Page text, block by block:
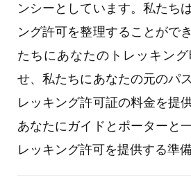
ンシーとしています。私たち
ング許可を整理することがで
たちにあなたのトレッキン
せ、私たちにあなたの元のパ
レッキング許可証の料金を提
あなたにガイドとポーターと
レッキング許可を提供する準